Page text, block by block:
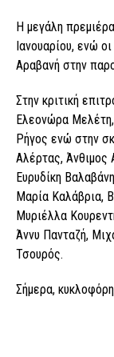
Η μεγάλη
Ιανουαρίου, ενώ
Αραβανή στην
Στην κριτική
Ελεονώρα
Ρήγος ενώ στην
Αλέρτας, Άνθιμος
Ευρυδίκη
Μαρία Καλάβρια,
Μυριέλλα
Άννυ Πανταζή,
Τσουρός.
Σήμερα,